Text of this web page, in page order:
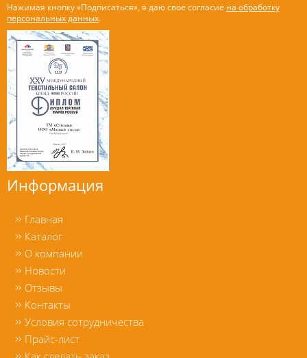
Нажимая кнопку «Подписаться», я даю свое согласие на обработку
персональных данных.
Информация
Главная
Каталог
О компании
Новости
Отзывы
Контакты
Условия сотрудничества
Прайс-лист